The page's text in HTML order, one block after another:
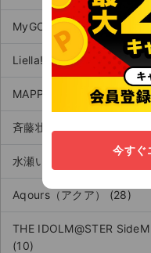
MyGO!!!!!（マイゴ） (20)
Liella!（リエラ） (49)
MAPPA（マッパ） (6)
斉藤壮馬 (28)
水瀬いのり (15)
Aqours（アクア） (28)
THE IDOLM@STER
(10)
今すぐ